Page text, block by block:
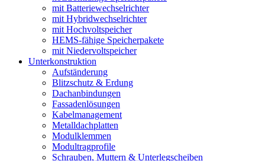
mit Batteriewechselrichter
mit Hybridwechselrichter
mit Hochvoltspeicher
HEMS-fähige Speicherpakete
mit Niedervoltspeicher
Unterkonstruktion
Aufständerung
Blitzschutz & Erdung
Dachanbindungen
Fassadenlösungen
Kabelmanagement
Metalldachplatten
Modulklemmen
Modultragprofile
Schrauben, Muttern & Unterlegscheiben